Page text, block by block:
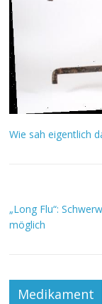
Wie sah eigentlich
„Long Flu“:
möglich
Medikament